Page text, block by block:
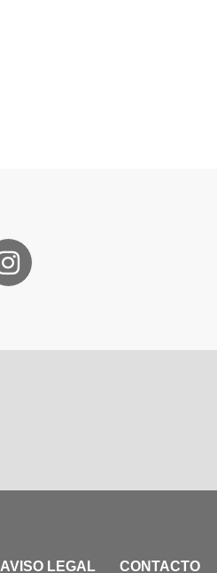
AVISO LEGAL CONTACTO